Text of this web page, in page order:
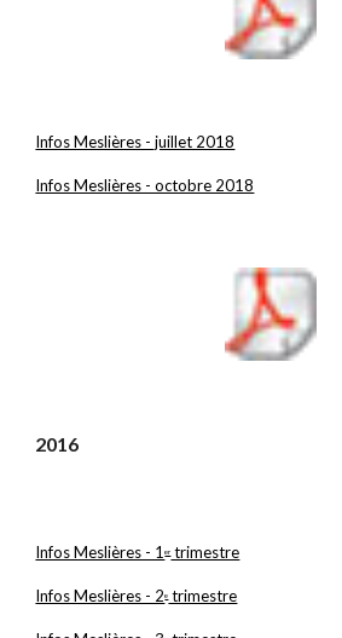
Infos Meslières - juillet 2018
Infos Meslières - octobre 2018
2016
Infos Meslières - 1er trimestre
Infos Meslières - 2e trimestre